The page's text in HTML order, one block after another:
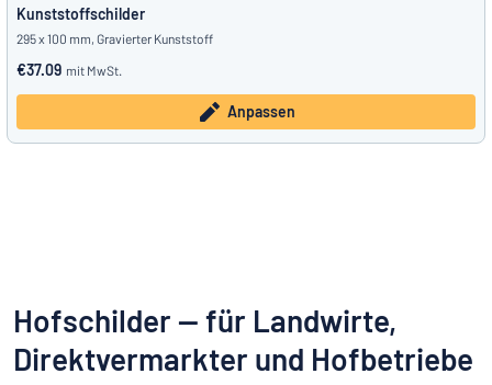
Kunststoffschilder
295 x 100 mm, Gravierter Kunststoff
€37.09 mit MwSt.
Anpassen
Hofschilder — für Landwirte,
Direktvermarkter und Hofbetriebe